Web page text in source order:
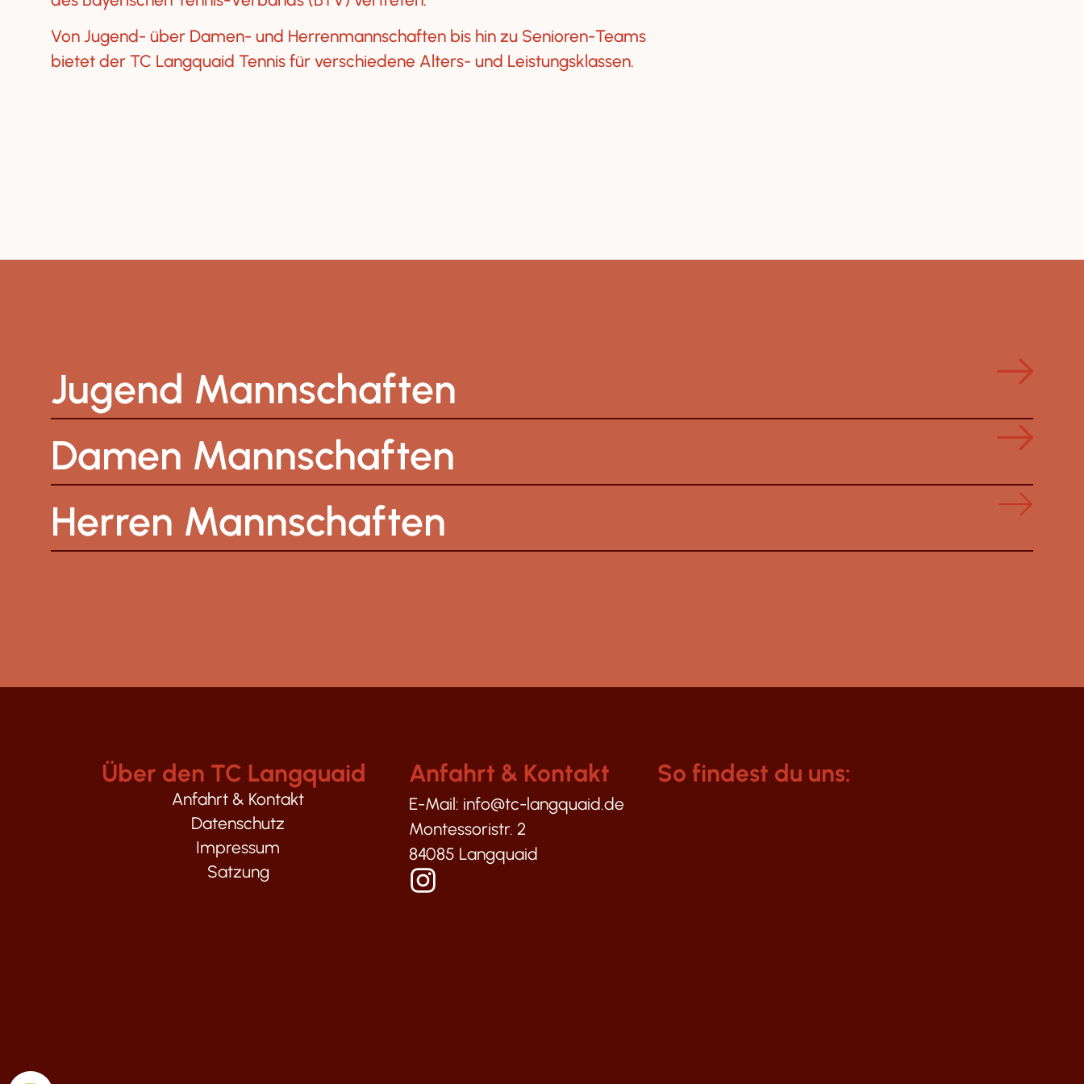
Von Jugend- über Damen- und Herrenmannschaften bis hin zu Senioren-Teams
bietet der TC Langquaid Tennis für verschiedene Alters- und Leistungsklassen.
Jugend Mannschaften
Damen Mannschaften
Herren Mannschaften
Über den TC Langquaid
Anfahrt & Kontakt
Datenschutz
Impressum
Satzung
Anfahrt & Kontakt
E-Mail: info@tc-langquaid.de
Montessoristr. 2
84085 Langquaid
So findest du uns: